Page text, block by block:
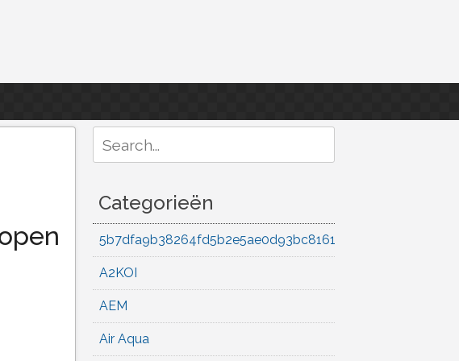
for:
Categorieën
5b7dfa9b38264fd5b2e5ae0d93bc8161
A2KOI
AEM
Air Aqua